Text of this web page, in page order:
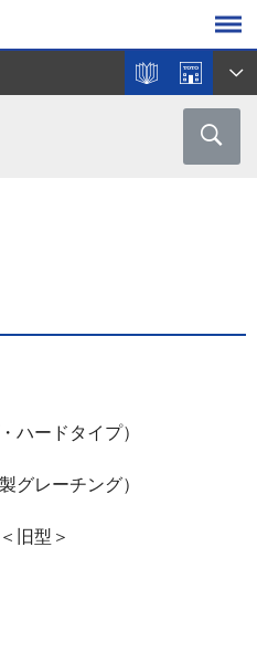
ハードタイプ）
グレーチング）
旧型＞